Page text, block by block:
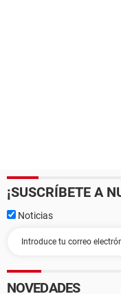
¡SUSCRÍBETE A
Noticias
NOVEDADES